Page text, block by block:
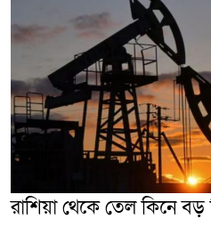
রাশিয়া থেকে তেল কিনে